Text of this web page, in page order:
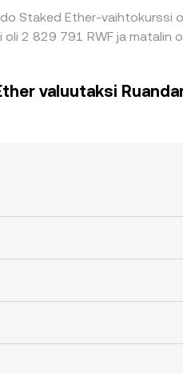
Staked Ether-vaihtokurssi
2 829 791 RWF ja matalin
valuutaksi